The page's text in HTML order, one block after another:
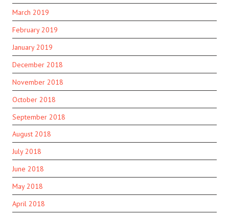
March 2019
February 2019
January 2019
December 2018
November 2018
October 2018
September 2018
August 2018
July 2018
June 2018
May 2018
April 2018